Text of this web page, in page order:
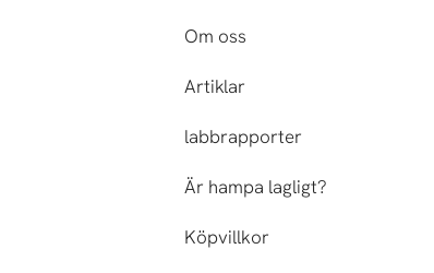
Om oss
Artiklar
labbrapporter
Är hampa lagligt?
Köpvillkor